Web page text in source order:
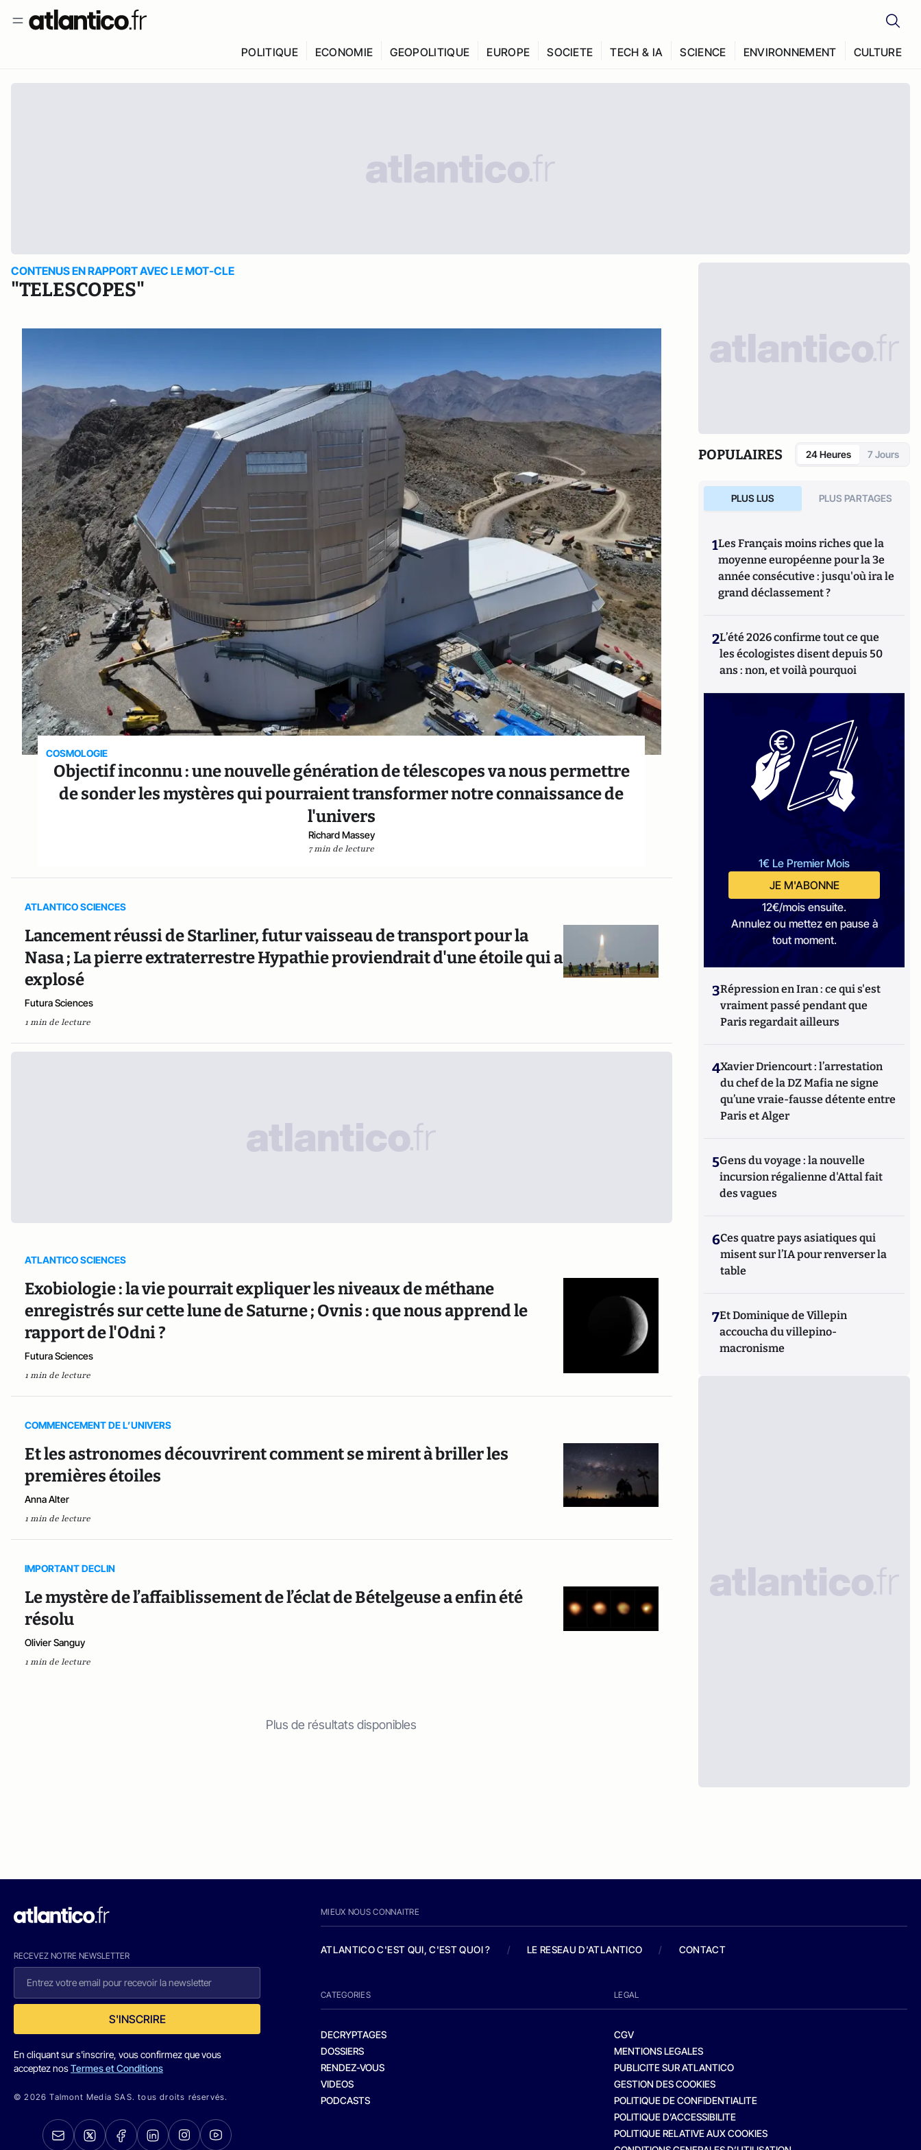
POLITIQUE ECONOMIE GEOPOLITIQUE EUROPE SOCIETE TECH & IA SCIENCE ENVIRONNEMENT CULTURE
CONTENUS EN RAPPORT AVEC LE MOT-CLE
"TELESCOPES"
COSMOLOGIE
Objectif inconnu : une nouvelle génération de télescopes va nous permettre
de sonder les mystères qui pourraient transformer notre connaissance de
l'univers
Richard Massey
7 min de lecture
ATLANTICO SCIENCES
Lancement réussi de Starliner, futur vaisseau de transport pour la
Nasa ; La pierre extraterrestre Hypathie proviendrait d'une étoile qui a
explosé
Futura Sciences
1 min de lecture
ATLANTICO SCIENCES
Exobiologie : la vie pourrait expliquer les niveaux de méthane
enregistrés sur cette lune de Saturne ; Ovnis : que nous apprend le
rapport de l'Odni ?
Futura Sciences
1 min de lecture
COMMENCEMENT DE L’UNIVERS
Et les astronomes découvrirent comment se mirent à briller les
premières étoiles
Anna Alter
1 min de lecture
IMPORTANT DECLIN
Le mystère de l’affaiblissement de l’éclat de Bételgeuse a enfin été
résolu
Olivier Sanguy
1 min de lecture
Plus de résultats disponibles
POPULAIRES 24 Heures 7 Jours
PLUS LUS PLUS PARTAGES
1Les Français moins riches que la
moyenne européenne pour la 3e
année consécutive : jusqu'où ira le
grand déclassement ?
2L’été 2026 confirme tout ce que
les écologistes disent depuis 50
ans : non, et voilà pourquoi
1€ Le Premier Mois
JE M'ABONNE
12€/mois ensuite.
Annulez ou mettez en pause à
tout moment.
3Répression en Iran : ce qui s'est
vraiment passé pendant que
Paris regardait ailleurs
4Xavier Driencourt : l’arrestation
du chef de la DZ Mafia ne signe
qu’une vraie-fausse détente entre
Paris et Alger
5Gens du voyage : la nouvelle
incursion régalienne d'Attal fait
des vagues
6Ces quatre pays asiatiques qui
misent sur l’IA pour renverser la
table
7Et Dominique de Villepin
accoucha du villepino-
macronisme
RECEVEZ NOTRE NEWSLETTER
S'INSCRIRE
En cliquant sur s'inscrire, vous confirmez que vous
acceptez nosTermes et Conditions
© 2026 Talmont Media SAS. tous droits réservés.
MIEUX NOUS CONNAITRE
ATLANTICO C'EST QUI, C'EST QUOI ? / LE RESEAU D'ATLANTICO / CONTACT
CATEGORIES
DECRYPTAGES
DOSSIERS
RENDEZ-VOUS
VIDEOS
PODCASTS
LEGAL
CGV
MENTIONS LEGALES
PUBLICITE SUR ATLANTICO
GESTION DES COOKIES
POLITIQUE DE CONFIDENTIALITE
POLITIQUE D’ACCESSIBILITE
POLITIQUE RELATIVE AUX COOKIES